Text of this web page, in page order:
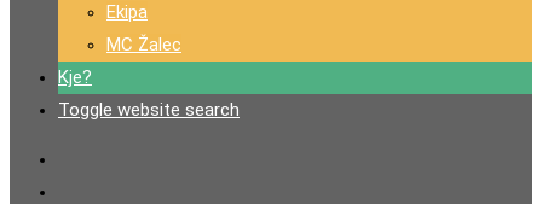
Ekipa
MC Žalec
Kje?
Toggle website search